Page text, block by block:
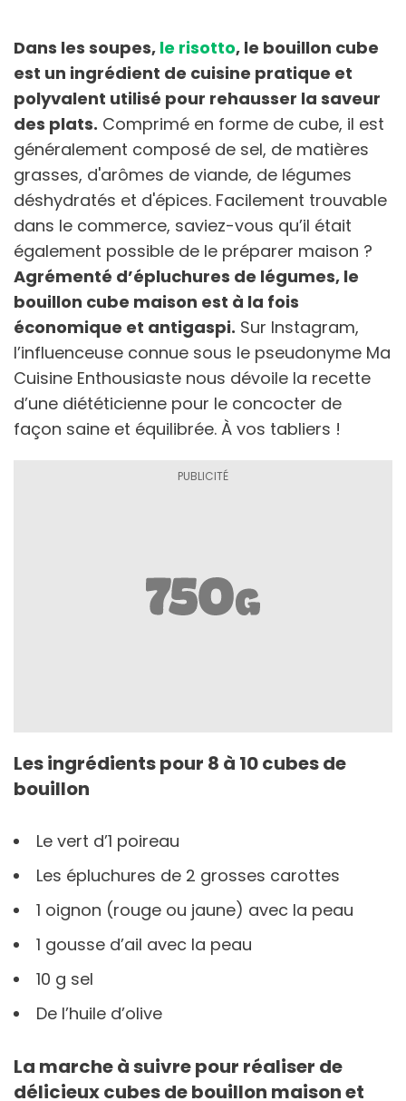
Dans les soupes, le risotto, le bouillon cube
est un ingrédient de cuisine pratique et
polyvalent utilisé pour rehausser la saveur
des plats. Comprimé en forme de cube, il est
généralement composé de sel, de matières
grasses, d'arômes de viande, de légumes
déshydratés et d'épices. Facilement trouvable
dans le commerce, saviez-vous qu’il était
également possible de le préparer maison ?
Agrémenté d’épluchures de légumes, le
bouillon cube maison est à la fois
économique et antigaspi. Sur Instagram,
l’influenceuse connue sous le pseudonyme Ma
Cuisine Enthousiaste nous dévoile la recette
d’une diététicienne pour le concocter de
façon saine et équilibrée. À vos tabliers !
Les ingrédients pour 8 à 10 cubes de
bouillon
Le vert d’1 poireau
Les épluchures de 2 grosses carottes
1 oignon (rouge ou jaune) avec la peau
1 gousse d’ail avec la peau
10 g sel
De l’huile d’olive
La marche à suivre pour réaliser de
délicieux cubes de bouillon maison et